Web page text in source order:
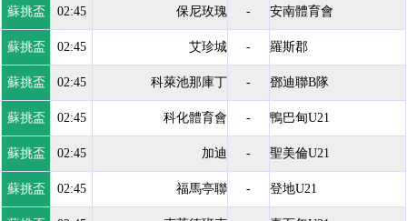
蘇挑盃 02:45 保尼玫瑰 - 安南體育會
蘇挑盃 02:45 艾珍城 - 羅斯郡
蘇挑盃 02:45 科萊池那庫丁 - 鄧迪聯B隊
蘇挑盃 02:45 科化體育會 - 鴨巴甸U21
蘇挑盃 02:45 加迪 - 聖美倫U21
蘇挑盃 02:45 福馬亭聯 - 登地U21